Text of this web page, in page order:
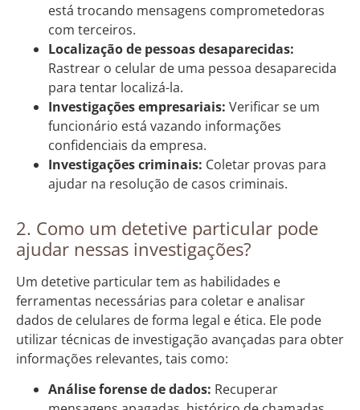
está trocando mensagens comprometedoras
com terceiros.
Localização de pessoas desaparecidas:
Rastrear o celular de uma pessoa desaparecida
para tentar localizá-la.
Investigações empresariais: Verificar se um
funcionário está vazando informações
confidenciais da empresa.
Investigações criminais: Coletar provas para
ajudar na resolução de casos criminais.
2. Como um detetive particular pode
ajudar nessas investigações?
Um detetive particular tem as habilidades e
ferramentas necessárias para coletar e analisar
dados de celulares de forma legal e ética. Ele pode
utilizar técnicas de investigação avançadas para obter
informações relevantes, tais como:
Análise forense de dados: Recuperar